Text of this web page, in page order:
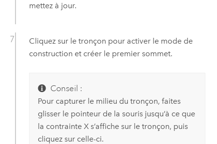
mettez à jour.
Cliquez sur le tronçon pour activer le mode de
construction et créer le premier sommet.
Conseil :
Pour capturer le milieu du tronçon, faites
glisser le pointeur de la souris jusqu’à ce que
la contrainte X s’affiche sur le tronçon, puis
cliquez sur celle-ci.